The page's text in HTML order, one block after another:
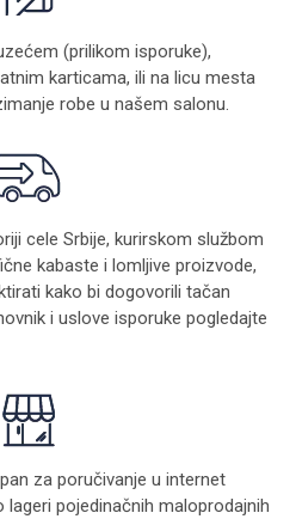
(prilikom isporuke),
karticama, ili na licu mesta
robe u našem salonu.
cele Srbije, kurirskom službom
kabaste i lomljive proizvode,
kako bi dogovorili tačan
i uslove isporuke pogledajte
za poručivanje u internet
lageri pojedinačnih maloprodajnih